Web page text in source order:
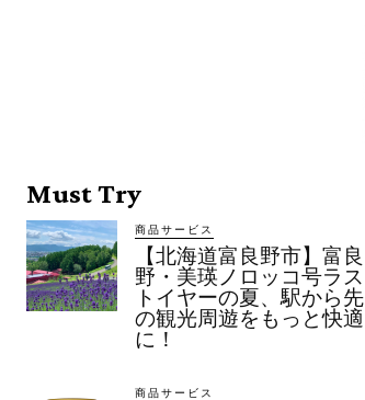
Must Try
商品サービス
【北海道富良野市】富良
野・美瑛ノロッコ号ラス
トイヤーの夏、駅から先
の観光周遊をもっと快適
に！
商品サービス